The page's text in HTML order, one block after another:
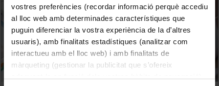
vostres preferències (recordar informació perquè accediu
al lloc web amb determinades característiques que
puguin diferenciar la vostra experiència de la d’altres
usuaris), amb finalitats estadístiques (analitzar com
interactueu amb el lloc web) i amb finalitats de
màrqueting (gestionar la publicitat que s’ofereix